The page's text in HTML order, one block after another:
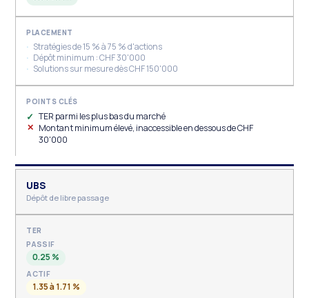
Stratégies de 15 % à 75 % d'actions
Dépôt minimum : CHF 30'000
Solutions sur mesure dès CHF 150'000
TER parmi les plus bas du marché
Montant minimum élevé, inaccessible en dessous de CHF
30'000
UBS
Dépôt de libre passage
PASSIF
0.25 %
ACTIF
1.35 à 1.71 %